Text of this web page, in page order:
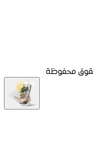
محفوظة